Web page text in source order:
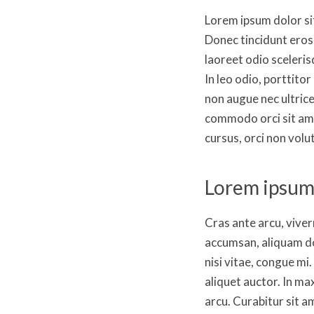
Lorem ipsum dolor
Donec tincidunt
laoreet odio
In leo odio, porttitor
non augue nec
commodo orci sit
cursus, orci non
Lorem
Cras ante arcu,
accumsan, aliquam
nisi vitae, congue
aliquet auctor. In
arcu. Curabitur sit